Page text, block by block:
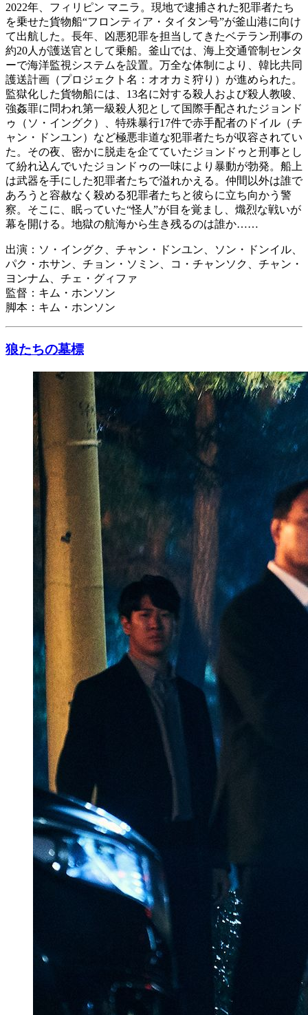
2022年、フィリピン マニラ。現地で逮捕された犯罪者たち
を乗せた貨物船“フロンティア・タイタン号”が釜山港に向け
て出航した。長年、凶悪犯罪を担当してきたベテラン刑事の
約20人が護送官として乗船。釜山では、海上交通管制センタ
ーで海洋監視システムを設置。万全な体制により、韓比共同
護送計画（プロジェクト名：オオカミ狩り）が進められた。
監獄化した貨物船には、13名に対する殺人および殺人教唆、
強姦罪に問われ第一級殺人犯として国際手配されたジョンド
ゥ（ソ・イングク）、特殊暴行17件で赤手配者のドイル（チ
ャン・ドンユン）など極悪非道な犯罪者たちが収容されてい
た。その夜、密かに脱走を企てていたジョンドゥと刑事とし
て紛れ込んでいたジョンドゥの一味により暴動が勃発。船上
は武器を手にした犯罪者たちで溢れかえる。仲間以外は誰で
あろうと容赦なく殺める犯罪者たちと彼らに立ち向かう警
察。そこに、眠っていた“怪人”が目を覚まし、熾烈な戦いが
幕を開ける。地獄の航海から生き残るのは誰か……
出演：ソ・イングク、チャン・ドンユン、ソン・ドンイル、
パク・ホサン、チョン・ソミン、コ・チャンソク、チャン・
ヨンナム、チェ・グィファ
監督：キム・ホンソン
脚本：キム・ホンソン
狼たちの墓標